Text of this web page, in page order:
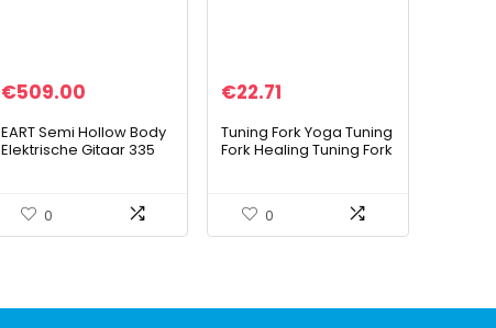
€509.00
EART Semi Hollow Body
Elektrische Gitaar 335
Gitaar, Rvs Frets,
Sunburst…
0
€22.71
Tuning Fork Yoga Tuning
Fork Healing Tuning Fork
Fork,Jadpes Om136.1
Aluminium All…
0